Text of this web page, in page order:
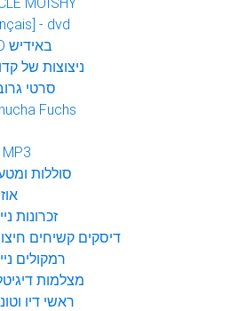
- dvd
DVD באידיש
ניצוצות של
סרטי
Fuchs
נגני MP3
סוללות
זכרונות
דיסקים קשיחים
רמקולים
מצלמות
ראשי דיו